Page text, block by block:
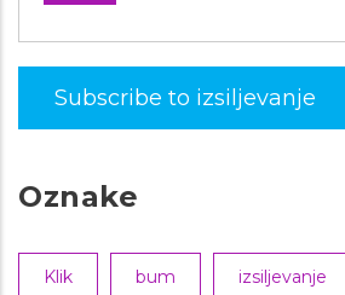
Subscribe to izsiljevanje
Oznake
Klik bum izsiljevanje